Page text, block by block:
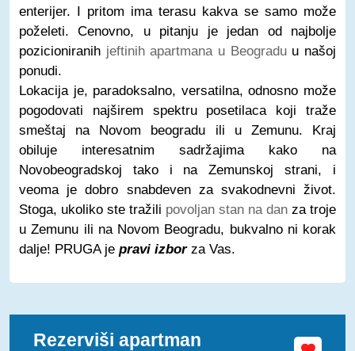
Rezerviši apartman
enterijer. I pritom ima terasu kakva se samo može
poželeti. Cenovno, u pitanju je jedan od najbolje
pozicioniranih jeftinih apartmana u Beograduu našoj
ponudi.
Lokacija je, paradoksalno, versatilna, odnosno može
pogodovati najširem spektru posetilaca koji traže
smeštaj na Novom beogradu ili u Zemunu. Kraj
obiluje interesatnim sadržajima kako na
Novobeogradskoj tako i na Zemunskoj strani, i
veoma je dobro snabdeven za svakodnevni život.
Stoga, ukoliko ste tražili povoljan stan na dan za troje
u Zemunu ili na Novom Beogradu, bukvalno ni korak
dalje! PRUGA je pravi izborza Vas.